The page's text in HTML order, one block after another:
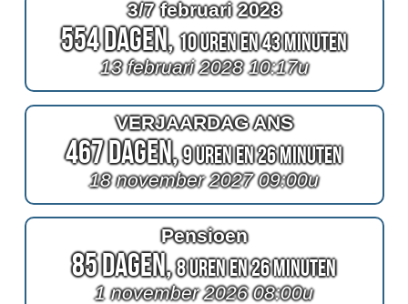
3/7 februari 2028
554 Dagen,10 Uren en 43 Minuten
13 februari 2028 10:17u
VERJAARDAG ANS
467 Dagen,9 Uren en 26 Minuten
18 november 2027 09:00u
Pensioen
85 Dagen,8 Uren en 26 Minuten
1 november 2026 08:00u